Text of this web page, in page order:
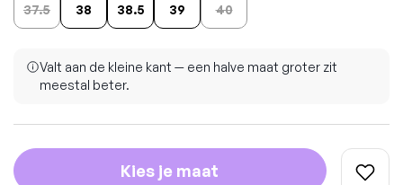
37.5 38 38.5 39 40
Valt aan de kleine kant — een halve maat groter zit
meestal beter.
Kies je maat